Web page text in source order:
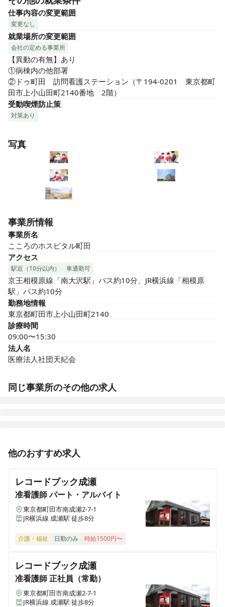
仕事内容の変更範囲
変更なし
就業場所の変更範囲
会社の定める事業所
【異動の有無】あり
①病棟内の他部署
②ドゥ町田　訪問看護ステーション（〒194-0201　東京都町
田市上小山田町2140番地　2階）
受動喫煙防止策
対策あり
写真
事業所情報
事業所名
こころのホスピタル町田
アクセス
駅近（10分以内） 車通勤可
京王相模原線「南大沢駅」バス約10分、JR横浜線「相模原
駅」バス約10分
勤務地情報
東京都町田市上小山田町2140
診療時間
09:00〜15:30
法人名
医療法人社団天紀会
同じ事業所のその他の求人
正看護師 正社員（常勤）
【年間休日125日程度・残業ほぼなし】地域の精神科医
ど、福利厚生も充実しています◎
他のおすすめ求人
レコードブック成瀬
准看護師パート・アルバイト
東京都町田市南成瀬2-7-1
JR横浜線 成瀬駅 徒歩8分
介護・福祉 日勤のみ 時給1500円〜
レコードブック成瀬
准看護師正社員（常勤）
東京都町田市南成瀬2-7-1
JR横浜線 成瀬駅 徒歩8分